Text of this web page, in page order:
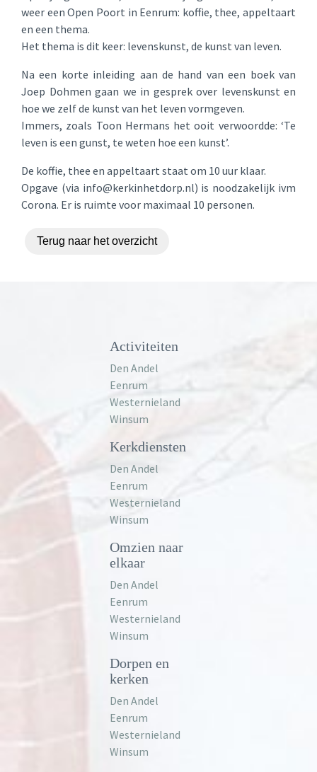
weer een Open Poort in Eenrum: koffie, thee, appeltaart
en een thema.
Het thema is dit keer: levenskunst, de kunst van leven.
Na een korte inleiding aan de hand van een boek van
Joep Dohmen gaan we in gesprek over levenskunst en
hoe we zelf de kunst van het leven vormgeven.
Immers, zoals Toon Hermans het ooit verwoordde: ‘Te
leven is een gunst, te weten hoe een kunst’.
De koffie, thee en appeltaart staat om 10 uur klaar.
Opgave (via info@kerkinhetdorp.nl) is noodzakelijk ivm
Corona. Er is ruimte voor maximaal 10 personen.
Terug naar het overzicht
Activiteiten
Den Andel
Eenrum
Westernieland
Winsum
Kerkdiensten
Den Andel
Eenrum
Westernieland
Winsum
Omzien naar
elkaar
Den Andel
Eenrum
Westernieland
Winsum
Dorpen en
kerken
Den Andel
Eenrum
Westernieland
Winsum